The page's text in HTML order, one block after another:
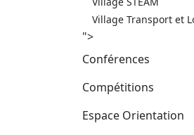
Village Transport et
">
Conférences
Compétitions
Espace Orientation